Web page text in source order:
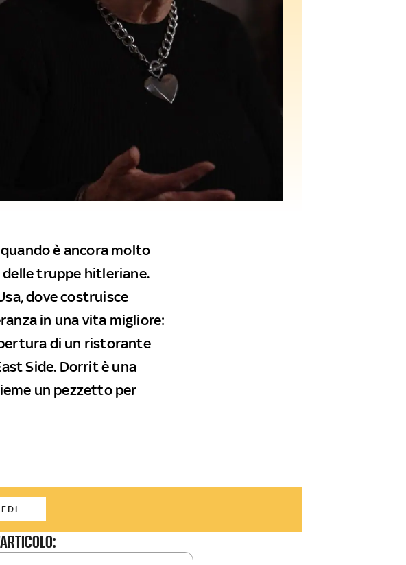
è ancora molto
truppe hitleriane.
dove costruisce
in una vita migliore:
di un ristorante
Side. Dorrit è una
un pezzetto per